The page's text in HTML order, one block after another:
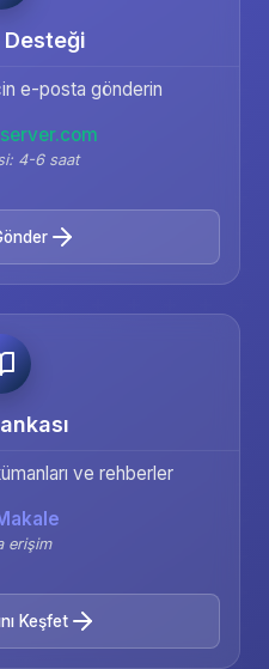
e-posta gönderin
4-6 saat
ve rehberler
erişim
Keşfet